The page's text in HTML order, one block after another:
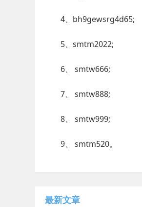
4、bh9gewsrg4d65;
5、smtm2022;
6、 smtw666;
7、 smtw888;
8、 smtw999;
9、 smtm520。
最新文章